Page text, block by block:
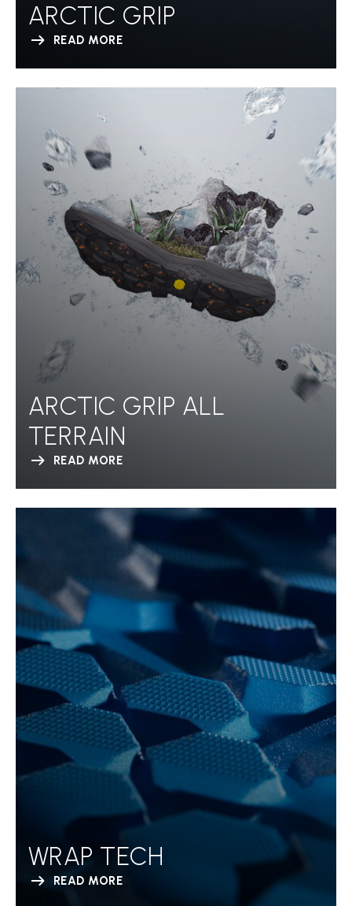
ARCTIC GRIP
READ MORE
ARCTIC GRIP ALL
TERRAIN
READ MORE
WRAP TECH
READ MORE